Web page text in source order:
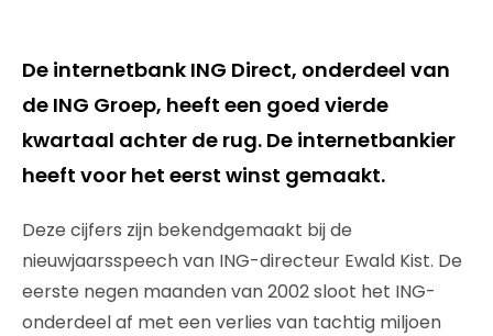
De internetbank ING Direct, onderdeel van
de ING Groep, heeft een goed vierde
kwartaal achter de rug. De internetbankier
heeft voor het eerst winst gemaakt.
Deze cijfers zijn bekendgemaakt bij de
nieuwjaarsspeech van ING-directeur Ewald Kist. De
eerste negen maanden van 2002 sloot het ING-
onderdeel af met een verlies van tachtig miljoen